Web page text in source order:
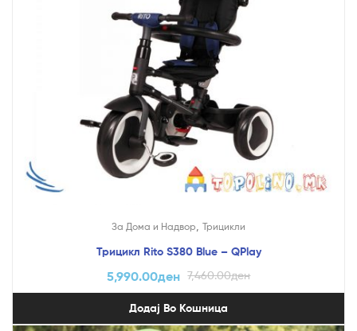
За Дома и Надвор Трицикли
Трицикл Rito S380 Blue – QPlay
7,460.00ден
5,990.00ден
Додај Во Кошница